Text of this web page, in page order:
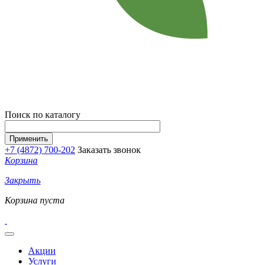
Поиск по каталогу
+7 (4872) 700-202 Заказать звонок
Корзина
Закрыть
Корзина пуста
Акции
Услуги